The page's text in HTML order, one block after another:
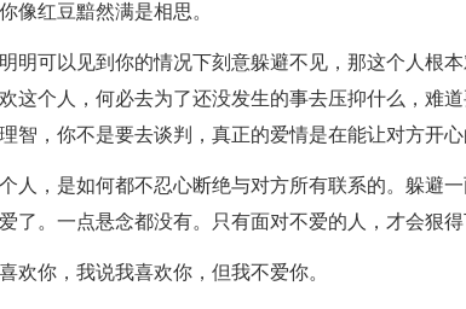
像红豆黯然满是相思。
明可以见到你的情况下刻意躲避不见，那这个人根
这个人，何必去为了还没发生的事去压抑什么，难
智，你不是要去谈判，真正的爱情是在能让对方开心
人，是如何都不忍心断绝与对方所有联系的。躲避
了。一点悬念都没有。只有面对不爱的人，才会狠得
欢你，我说我喜欢你，但我不爱你。